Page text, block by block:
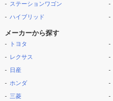
ステーションワゴン
ハイブリッド
メーカーから探す
トヨタ
レクサス
日産
ホンダ
三菱